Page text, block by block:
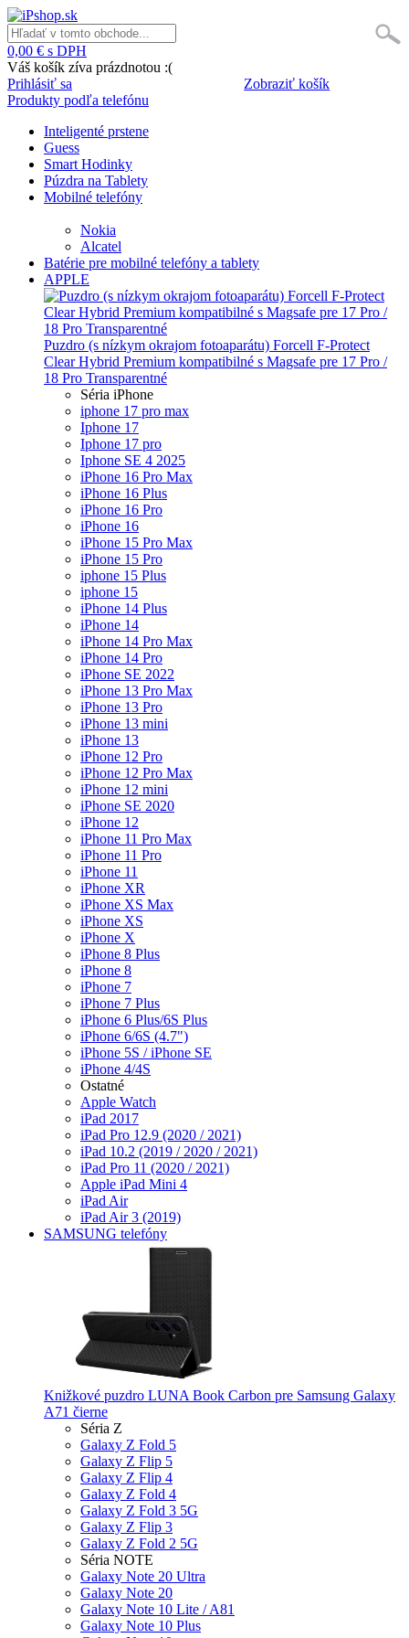
0,00 € s DPH
Váš košík zíva prázdnotou :(
Zobraziť košík
Prihlásiť sa
Produkty podľa telefónu
Inteligenté prstene
Guess
Smart Hodinky
Púzdra na Tablety
Mobilné telefóny
Nokia
Alcatel
Batérie pre mobilné telefóny a tablety
APPLE
Puzdro (s nízkym okrajom fotoaparátu) Forcell F-Protect
Clear Hybrid Premium kompatibilné s Magsafe pre 17 Pro /
18 Pro Transparentné
Séria iPhone
iphone 17 pro max
Iphone 17
Iphone 17 pro
Iphone SE 4 2025
iPhone 16 Pro Max
iPhone 16 Plus
iPhone 16 Pro
iPhone 16
iPhone 15 Pro Max
iPhone 15 Pro
iphone 15 Plus
iphone 15
iPhone 14 Plus
iPhone 14
iPhone 14 Pro Max
iPhone 14 Pro
iPhone SE 2022
iPhone 13 Pro Max
iPhone 13 Pro
iPhone 13 mini
iPhone 13
iPhone 12 Pro
iPhone 12 Pro Max
iPhone 12 mini
iPhone SE 2020
iPhone 12
iPhone 11 Pro Max
iPhone 11 Pro
iPhone 11
iPhone XR
iPhone XS Max
iPhone XS
iPhone X
iPhone 8 Plus
iPhone 8
iPhone 7
iPhone 7 Plus
iPhone 6 Plus/6S Plus
iPhone 6/6S (4.7")
iPhone 5S / iPhone SE
iPhone 4/4S
Ostatné
Apple Watch
iPad 2017
iPad Pro 12.9 (2020 / 2021)
iPad 10.2 (2019 / 2020 / 2021)
iPad Pro 11 (2020 / 2021)
Apple iPad Mini 4
iPad Air
iPad Air 3 (2019)
SAMSUNG telefóny
Knižkové puzdro LUNA Book Carbon pre Samsung Galaxy
A71 čierne
Séria Z
Galaxy Z Fold 5
Galaxy Z Flip 5
Galaxy Z Flip 4
Galaxy Z Fold 4
Galaxy Z Fold 3 5G
Galaxy Z Flip 3
Galaxy Z Fold 2 5G
Séria NOTE
Galaxy Note 20 Ultra
Galaxy Note 20
Galaxy Note 10 Lite / A81
Galaxy Note 10 Plus